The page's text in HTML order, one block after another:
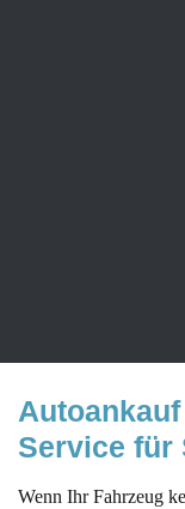
Service für
Wenn Ihr Fahrzeug